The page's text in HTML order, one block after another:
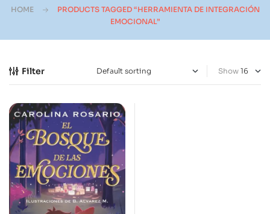
HOME
PRODUCTS TAGGED “HERRAMIENTA DE INTEGRACIÓN
EMOCIONAL”
Filter Show